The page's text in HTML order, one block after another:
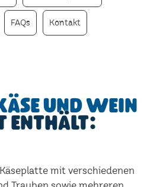
FAQs Kontakt
und Wein
enthält: